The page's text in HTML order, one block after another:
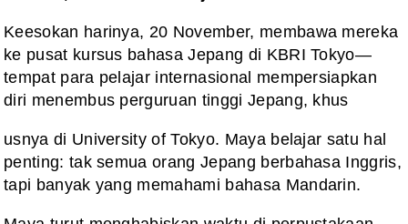
Keesokan harinya, 20 November, membawa mereka
ke pusat kursus bahasa Jepang di KBRI Tokyo—
tempat para pelajar internasional mempersiapkan
diri menembus perguruan tinggi Jepang, khus
usnya di University of Tokyo. Maya belajar satu hal
penting: tak semua orang Jepang berbahasa Inggris,
tapi banyak yang memahami bahasa Mandarin.